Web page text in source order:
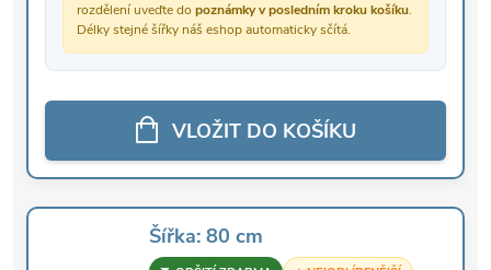
rozdělení uveďte do poznámky v posledním kroku košíku.
Délky stejné šířky náš eshop automaticky sčítá.
VLOŽIT DO KOŠÍKU
Šířka: 80 cm